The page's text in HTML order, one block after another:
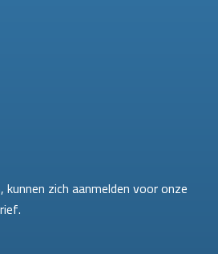
zich aanmelden voor onze